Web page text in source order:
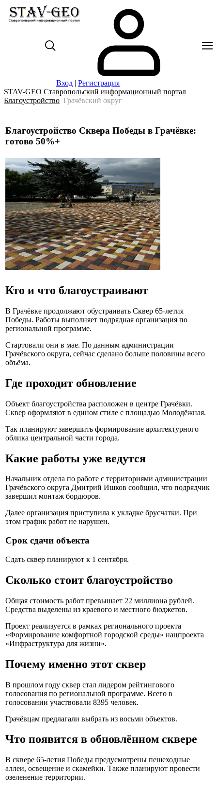
Вход | Регистрация
STAV-GEO Ставропольский информационный портал
Благоустройство Грачёвский округ
Благоустройство Сквера Победы в Грачёвке:
готово 50%+
Кто и что благоустраивают
В Грачёвке продолжают обустраивать Сквер 65-летия
Победы. Работы выполняет подрядная организация по
региональной программе.
Стартовали они в мае. По данным администрации
Грачёвского округа, сейчас сделано больше половины всего
объёма.
Где проходит обновление
Объект благоустройства расположен в центре Грачёвки.
Сквер оформляют в едином стиле с площадью Молодёжная.
Так планируют завершить формирование архитектурного
облика центральной части города.
Какие работы уже ведутся
Начальник отдела по работе с территориями администрации
Грачёвского округа Дмитрий Ишков сообщил, что подрядчик
завершил монтаж бордюров.
Далее организация приступила к укладке брусчатки. При
этом график работ не нарушен.
Срок сдачи объекта
Сдать сквер планируют к 1 сентября.
Сколько стоит благоустройство
Общая стоимость работ превышает 22 миллиона рублей.
Средства выделены из краевого и местного бюджетов.
Проект реализуется в рамках регионального проекта
«Формирование комфортной городской среды» нацпроекта
«Инфраструктура для жизни».
Почему именно этот сквер
В прошлом году сквер стал лидером рейтингового
голосования по региональной программе. Всего в
голосовании участвовали 8395 человек.
Грачёвцам предлагали выбрать из восьми объектов.
Что появится в обновлённом сквере
В сквере 65-летия Победы предусмотрены пешеходные
аллеи, освещение и скамейки. Также планируют провести
озеленение территории.